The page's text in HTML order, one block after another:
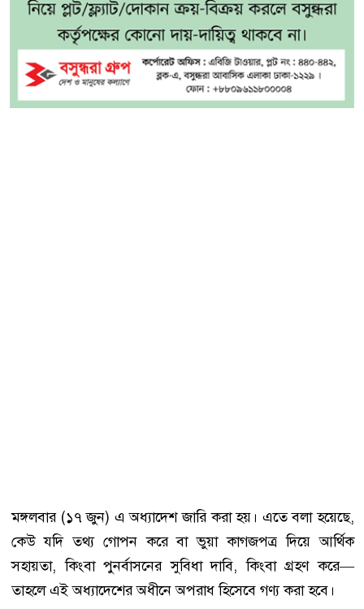
মঙ্গলবার (১৭ জুন) এ অধ্যাদেশ জারি করা হয়। এতে বলা হয়েছে,
কেউ যদি তথ্য গোপন করে বা ভুয়া কাগজপত্র দিয়ে আর্থিক
সহায়তা, কিংবা পুনর্বাসনের সুবিধা দাবি, কিংবা গ্রহণ করে—
তাহলে এই অধ্যাদেশের অধীনে অপরাধ হিসেবে গণ্য করা হবে।